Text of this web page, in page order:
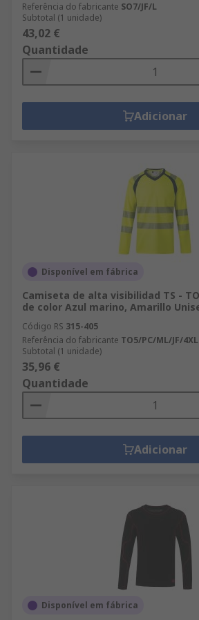
Referência do fabricante SO7/JF/L
Subtotal (1 unidade)
43,02 €
Quantidade
Adicionar
Disponível em fábrica
Camiseta de alta visibilidad TS -
de color Azul marino, Amarillo
Código RS 315-405
Referência do fabricante TO5/PC/ML/JF/4XL
Subtotal (1 unidade)
35,96 €
Quantidade
Adicionar
Disponível em fábrica